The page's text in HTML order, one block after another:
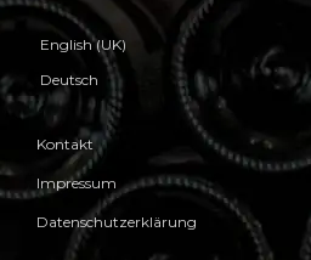
English (UK)
Deutsch
Kontakt
Impressum
Datenschutzerklärung